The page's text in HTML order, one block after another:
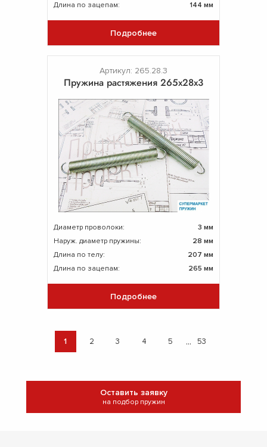
Длина по зацепам:
144 мм
Подробнее
Артикул: 265.28.3
Пружина растяжения 265х28х3
Диаметр проволоки:
3 мм
Наруж. диаметр пружины:
28 мм
Длина по телу:
207 мм
Длина по зацепам:
265 мм
Подробнее
1 2 3 4 5 ... 53
Оставить заявку
на подбор пружин